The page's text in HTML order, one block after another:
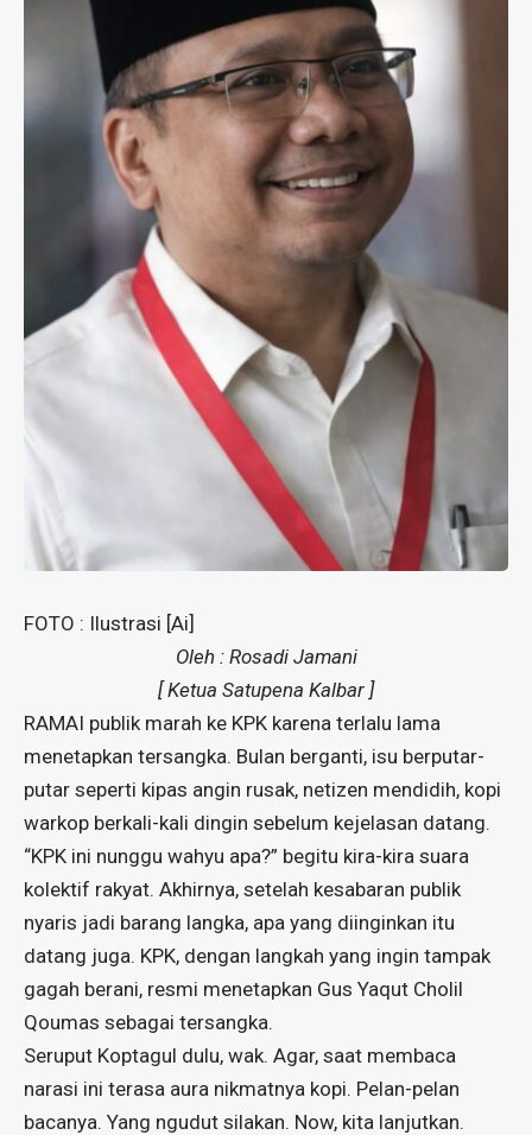
FOTO : Ilustrasi [Ai]
Oleh : Rosadi Jamani
[ Ketua Satupena Kalbar ]
RAMAI publik marah ke KPK karena terlalu lama
menetapkan tersangka. Bulan berganti, isu berputar-
putar seperti kipas angin rusak, netizen mendidih, kopi
warkop berkali-kali dingin sebelum kejelasan datang.
“KPK ini nunggu wahyu apa?” begitu kira-kira suara
kolektif rakyat. Akhirnya, setelah kesabaran publik
nyaris jadi barang langka, apa yang diinginkan itu
datang juga. KPK, dengan langkah yang ingin tampak
gagah berani, resmi menetapkan Gus Yaqut Cholil
Qoumas sebagai tersangka.
Seruput Koptagul dulu, wak. Agar, saat membaca
narasi ini terasa aura nikmatnya kopi. Pelan-pelan
bacanya. Yang ngudut silakan. Now, kita lanjutkan.